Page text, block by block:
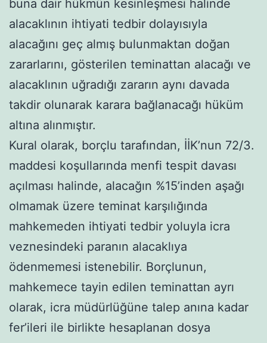
buna dair hükmün kesinleşmesi halinde
alacaklının ihtiyati tedbir dolayısıyla
alacağını geç almış bulunmaktan doğan
zararlarını, gösterilen teminattan alacağı ve
alacaklının uğradığı zararın aynı davada
takdir olunarak karara bağlanacağı hüküm
altına alınmıştır.
Kural olarak, borçlu tarafından, İİK’nun 72/3.
maddesi koşullarında menfi tespit davası
açılması halinde, alacağın %15’inden aşağı
olmamak üzere teminat karşılığında
mahkemeden ihtiyati tedbir yoluyla icra
veznesindeki paranın alacaklıya
ödenmemesi istenebilir. Borçlunun,
mahkemece tayin edilen teminattan ayrı
olarak, icra müdürlüğüne talep anına kadar
fer’ileri ile birlikte hesaplanan dosya